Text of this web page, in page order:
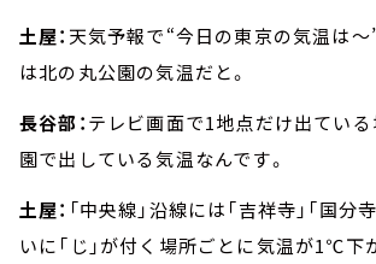
土屋： 天気予報で“今日の東京の気温は～
は北の丸公園の気温だと。
長谷部：テレビ画面で1地点だけ出ている
園で出している気温なんです。
土屋： 「中央線」沿線には「吉祥寺」「国分
いに「じ」が付く場所ごとに気温が1℃下